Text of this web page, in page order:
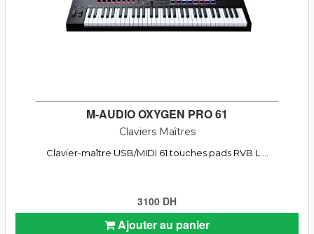
M-AUDIO OXYGEN PRO 61
Claviers Maîtres
Clavier-maître USB/MIDI 61 touches pads RVB L ...
3100 DH
Ajouter au panier